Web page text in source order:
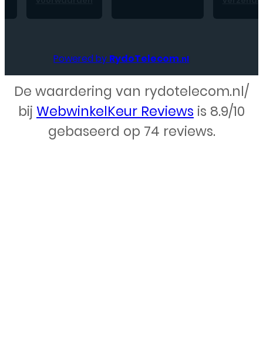
Webdesign – Rydo Telecom
Powered by RydoTelecom.nl
De waardering van rydotelecom.nl/
bij WebwinkelKeur Reviews is 8.9/10
gebaseerd op 74 reviews.